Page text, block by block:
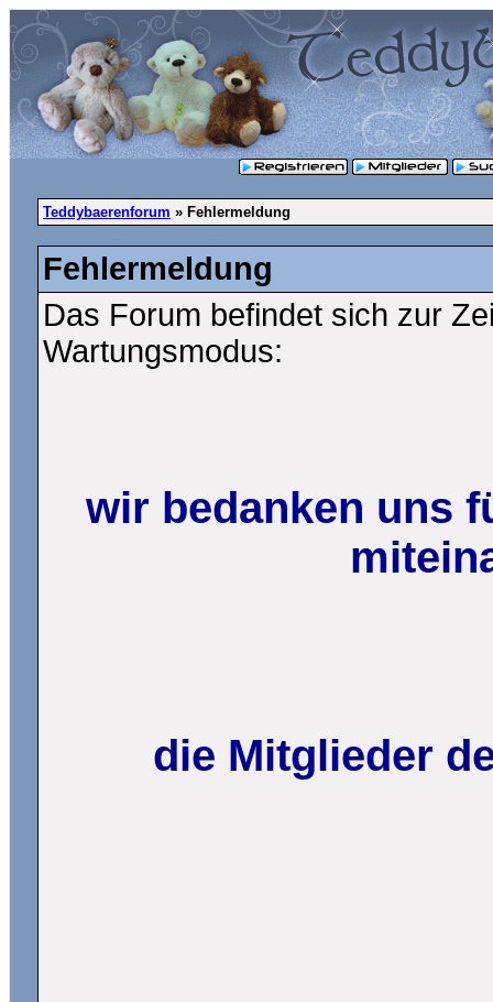
Teddybaerenforum » Fehlermeldung
Fehlermeldung
Das Forum befindet sich zur
Wartungsmodus:
wir bedanken uns
die Mitglieder